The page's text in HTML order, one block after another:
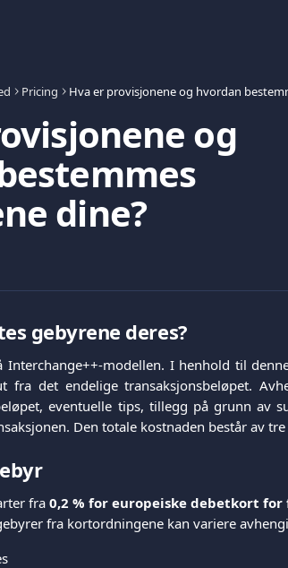
Pricing
og
dine?
gebyrene deres?
Interchange++-modellen. I henhold til
fra det endelige transaksjonsbeløpet.
eventuelle tips, tillegg på grunn av
Den totale kostnaden består av
fra 0,2 % for europeiske debetkort
fra kortordningene kan variere